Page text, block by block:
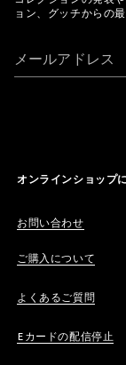
ョン、グッチからの
メールアドレス
オンラインショップ
お問い合わせ
ご購入について
よくあるご質問
Eカードの配信停止